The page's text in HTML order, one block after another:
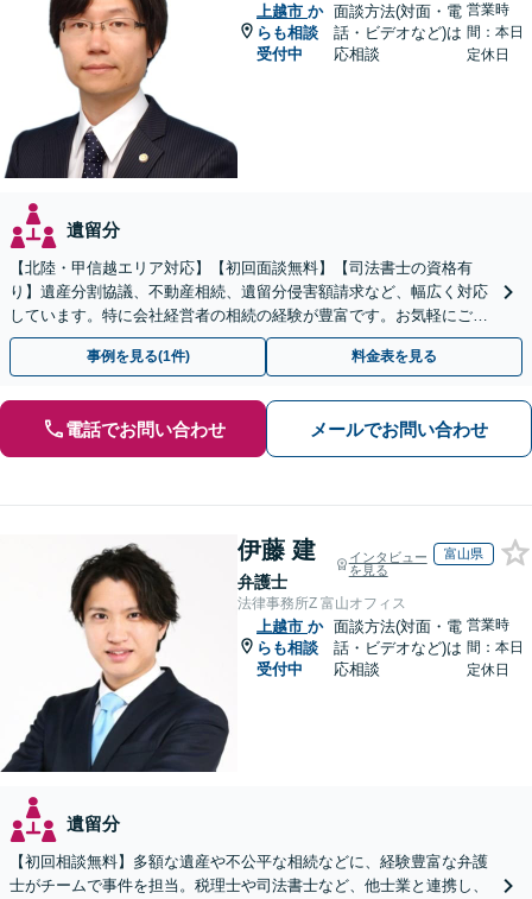
上越市 か
らも相談
受付中
面談方法(対面・電
話・ビデオなど)は
応相談
営業時
間：本日
定休日
遺留分
【北陸・甲信越エリア対応】【初回面談無料】【司法書士の資格有
り】遺産分割協議、不動産相続、遺留分侵害額請求など、幅広く対応
しています。特に会社経営者の相続の経験が豊富です。お気軽にご相
談ください。【休日・夜間面談可】【オンライン面談可】
事例を見る(1件) 料金表を見る
電話でお問い合わせ メールでお問い合わせ
伊藤 建
弁護士
インタビュー
を見る
富山県
法律事務所Z 富山オフィス
上越市 か
らも相談
受付中
面談方法(対面・電
話・ビデオなど)は
応相談
営業時
間：本日
定休日
遺留分
【初回相談無料】多額な遺産や不公平な相続などに、経験豊富な弁護
士がチームで事件を担当。税理士や司法書士など、他士業と連携し、